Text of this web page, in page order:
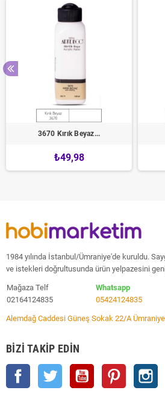
3670 Kırık Beyaz...
₺49,98
1984 yılında İstanbul/Ümraniye'de kuruldu.
ve istekleri doğrultusunda ürün yelpazesini
Mağaza Telf
02164124835
Whatsapp
05424124835
Alemdağ Caddesi Güneş Sokak 22/A
BIZI TAKIP EDIN
Facebook Twitter YouTube Pinterest